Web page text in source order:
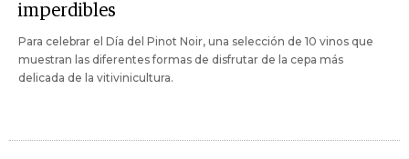
imperdibles
Para celebrar el Día del Pinot Noir, una selección de 10 vinos que
muestran las diferentes formas de disfrutar de la cepa más
delicada de la vitivinicultura.